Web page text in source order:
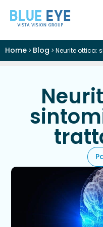
Home > Blog > Neurite ottica:
Difetti Visivi
Cataratta
Patologie
Trattamenti
Visite e
Chi Siamo
Colloquio